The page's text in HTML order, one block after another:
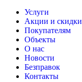
Услуги
Акции и скидки
Покупателям
Объекты
О нас
Новости
Безправок
Контакты